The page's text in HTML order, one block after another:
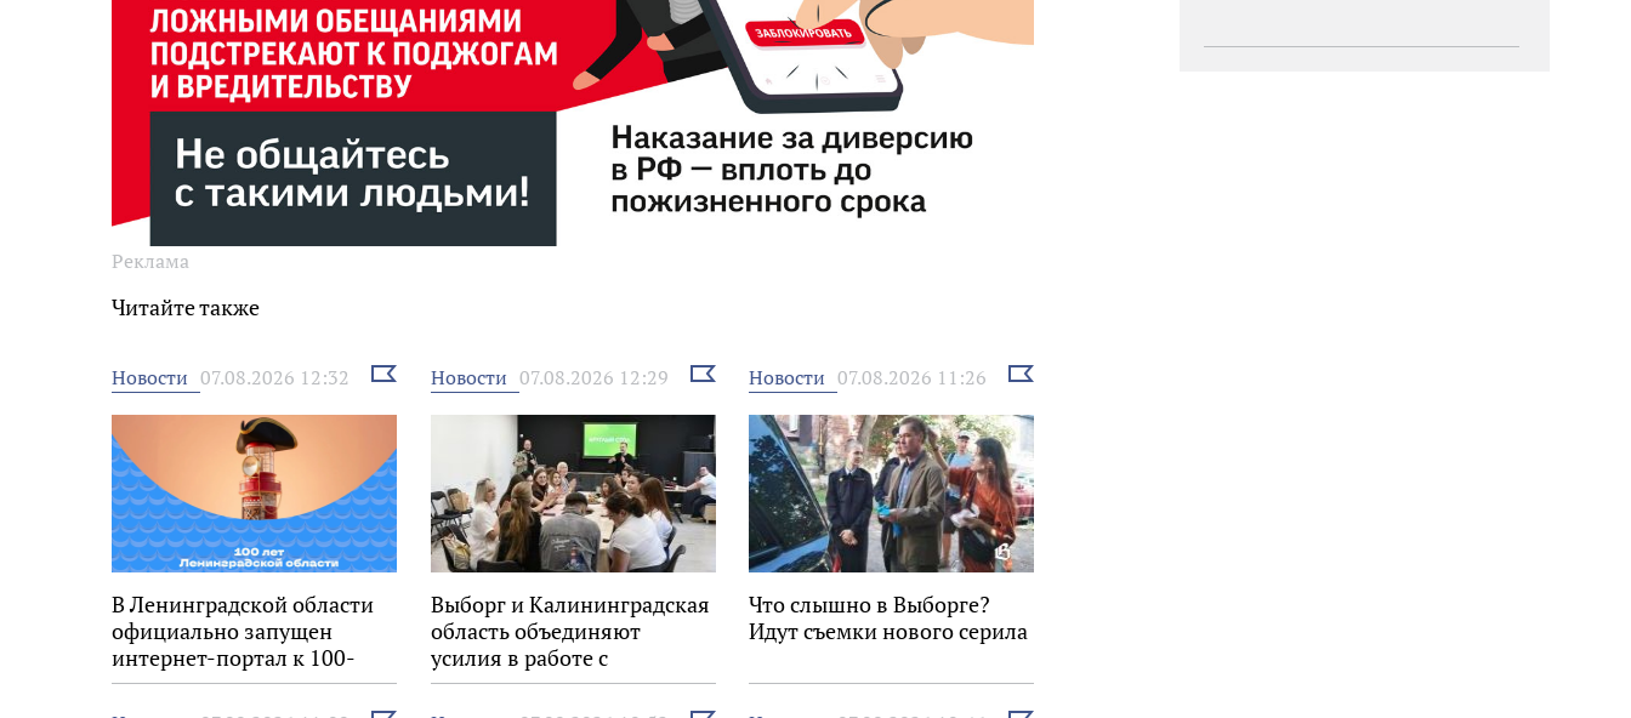
Реклама
Читайте также
Новости 07.08.2026 12:32
Выбрать
новость
В Ленинградской области
официально запущен
интернет-портал к 100-
летию региона
Новости 07.08.2026 12:29
Выбрать
новость
Выборг и Калининградская
область объединяют
усилия в работе с
молодёжью
Новости 07.08.2026 11:26
Выбрать
Что слышно в Выборге?
Идут съемки нового серила